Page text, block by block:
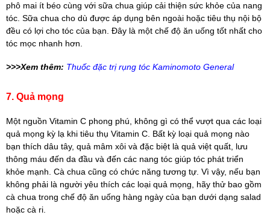
phô mai ít béo cùng với sữa chua giúp cải thiện sức khỏe của nang
tóc. Sữa chua cho dù được áp dụng bên ngoài hoặc tiêu thụ nội bộ
đều có lợi cho tóc của bạn. Đây là một chế độ ăn uống tốt nhất cho
tóc mọc nhanh hơn.
>>>Xem thêm: Thuốc đặc trị rụng tóc Kaminomoto General
7. Quả mọng
Một nguồn Vitamin C phong phú, không gì có thể vượt qua các loại
quả mọng kỳ lạ khi tiêu thụ Vitamin C. Bất kỳ loại quả mọng nào
bạn thích dâu tây, quả mâm xôi và đặc biệt là quả việt quất, lưu
thông máu đến da đầu và đến các nang tóc giúp tóc phát triển
khỏe mạnh. Cà chua cũng có chức năng tương tự. Vì vậy, nếu bạn
không phải là người yêu thích các loại quả mọng, hãy thử bao gồm
cà chua trong chế độ ăn uống hàng ngày của bạn dưới dạng salad
hoặc cà ri.